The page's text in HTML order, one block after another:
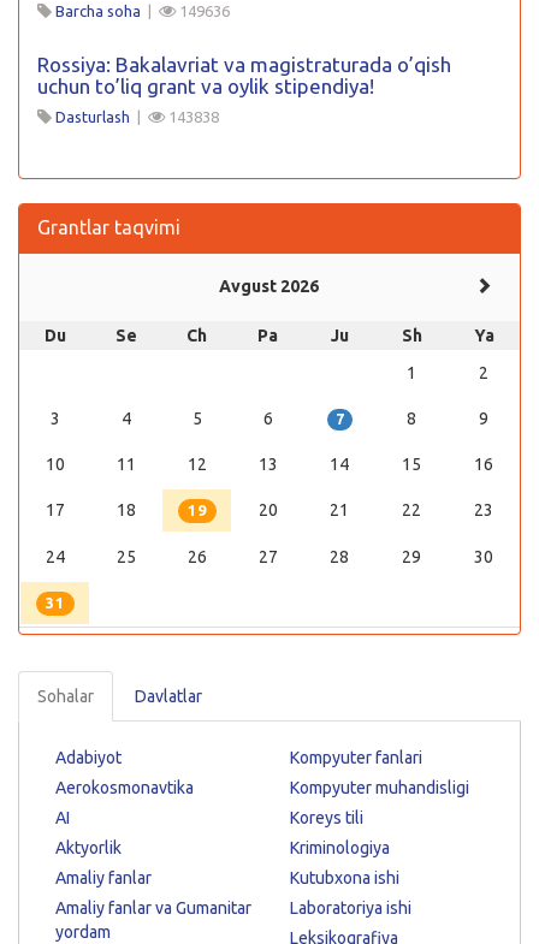
Barcha soha | 149636
Rossiya: Bakalavriat va magistraturada o’qish
uchun to’liq grant va oylik stipendiya!
Dasturlash | 143838
Grantlar taqvimi
Avgust 2026
Du Se Ch Pa Ju Sh
Ya
1
2
3 4 5 6 7 8 9
10 11 12 13 14 15 16
17 18 19 20 21 22 23
24 25 26 27 28 29 30
31
Sohalar Davlatlar
Adabiyot
Aerokosmonavtika
AI
Aktyorlik
Amaliy fanlar
Amaliy fanlar va Gumanitar
yordam
Kompyuter fanlari
Kompyuter muhandisligi
Koreys tili
Kriminologiya
Kutubxona ishi
Laboratoriya ishi
Leksikografiya